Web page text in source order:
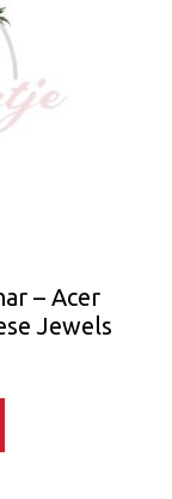
– Acer
Jewels